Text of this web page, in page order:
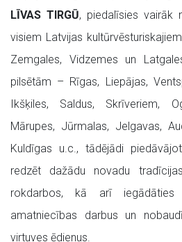
LĪVAS TIRGŪ, piedalīsies vairāk
visiem Latvijas
Zemgales, Vidzemes un
pilsētām – Rīgas, Liepājas,
Ikšķiles, Saldus, Skrīveriem,
Mārupes, Jūrmalas, Jelgavas,
Kuldīgas u.c., tādējādi
redzēt dažādu novadu
rokdarbos, kā arī iegādāties
amatniecības darbus un
virtuves ēdienus.